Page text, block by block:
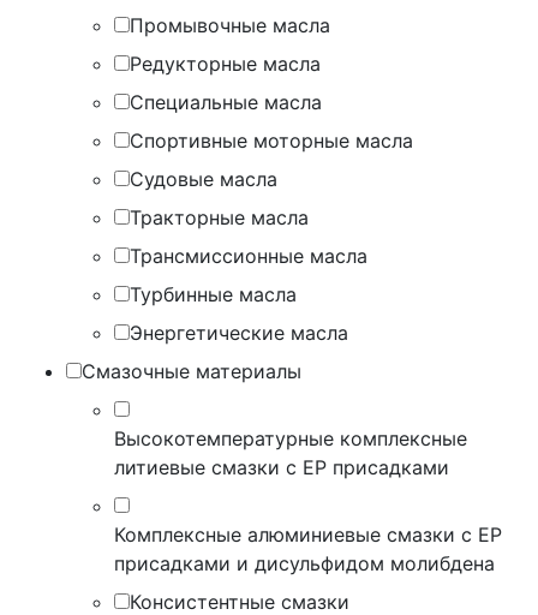
Промывочные масла
Редукторные масла
Специальные масла
Спортивные моторные масла
Судовые масла
Тракторные масла
Трансмиссионные масла
Турбинные масла
Энергетические масла
Смазочные материалы
Высокотемпературные комплексные
литиевые смазки с EP присадками
Комплексные алюминиевые смазки с EP
присадками и дисульфидом молибдена
Консистентные смазки